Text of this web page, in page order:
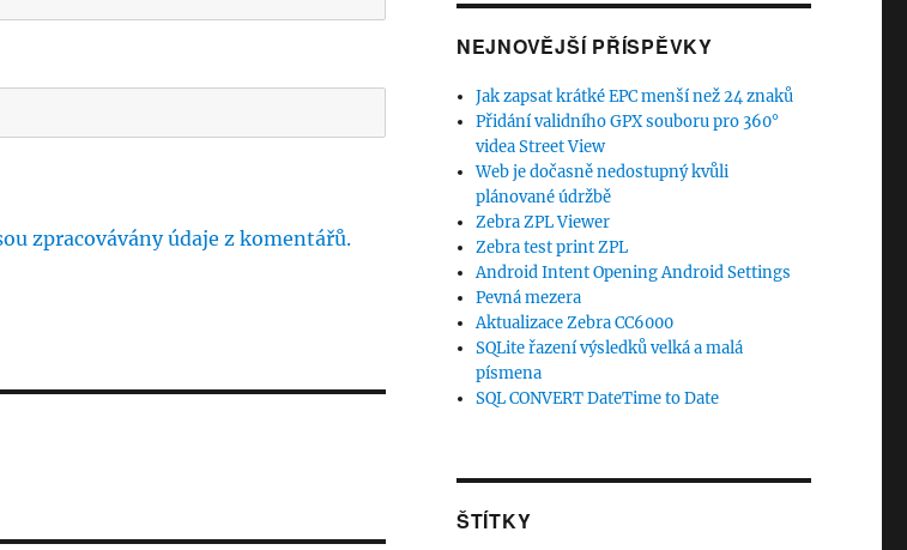
zpracovávány údaje z komentářů.
NEJNOVĚJŠÍ PŘÍSPĚVKY
Jak zapsat krátké EPC menší než 24 znaků
Přidání validního GPX souboru pro 360°
videa Street View
Web je dočasně nedostupný kvůli
plánované údržbě
Zebra ZPL Viewer
Zebra test print ZPL
Android Intent Opening Android Settings
Pevná mezera
Aktualizace Zebra CC6000
SQLite řazení výsledků velká a malá
písmena
SQL CONVERT DateTime to Date
ŠTÍTKY